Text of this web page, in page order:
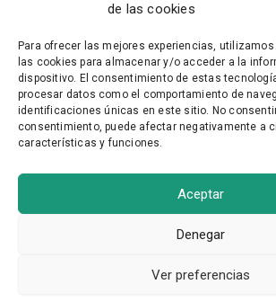
de las cookies
Para ofrecer las mejores experiencias,
las cookies para almacenar y/o acceder a la
dispositivo. El consentimiento de estas
procesar datos como el comportamiento de
identificaciones únicas en este sitio. No
consentimiento, puede afectar negativamente a
características y funciones.
Aceptar
Denegar
Ver preferencias
FÁBRICA DE
Aviso Legal
Política de Privacidad
Accesibilidad
Política de cookies
Condiciones Generales
Agente Digitalizador ASH Proyectos